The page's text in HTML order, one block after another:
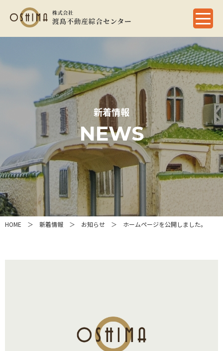
新着情報
NEWS
HOME ＞ 新着情報 ＞ お知らせ ＞ ホームページを公開しました。